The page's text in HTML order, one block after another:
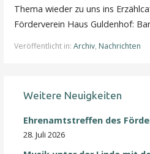
Thema wieder zu uns ins
Förderverein Haus Guldenhof:
Veröffentlicht in:Archiv, Nachrichten
Weitere Neuigkeiten
Ehrenamtstreffen des
28. Juli 2026